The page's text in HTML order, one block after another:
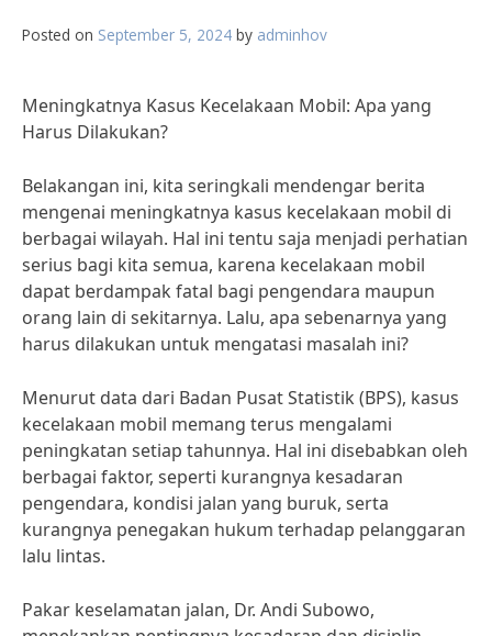
Posted on September 5, 2024 by adminhov
Meningkatnya Kasus Kecelakaan Mobil: Apa yang
Harus Dilakukan?
Belakangan ini, kita seringkali mendengar berita
mengenai meningkatnya kasus kecelakaan mobil di
berbagai wilayah. Hal ini tentu saja menjadi perhatian
serius bagi kita semua, karena kecelakaan mobil
dapat berdampak fatal bagi pengendara maupun
orang lain di sekitarnya. Lalu, apa sebenarnya yang
harus dilakukan untuk mengatasi masalah ini?
Menurut data dari Badan Pusat Statistik (BPS), kasus
kecelakaan mobil memang terus mengalami
peningkatan setiap tahunnya. Hal ini disebabkan oleh
berbagai faktor, seperti kurangnya kesadaran
pengendara, kondisi jalan yang buruk, serta
kurangnya penegakan hukum terhadap pelanggaran
lalu lintas.
Pakar keselamatan jalan, Dr. Andi Subowo,